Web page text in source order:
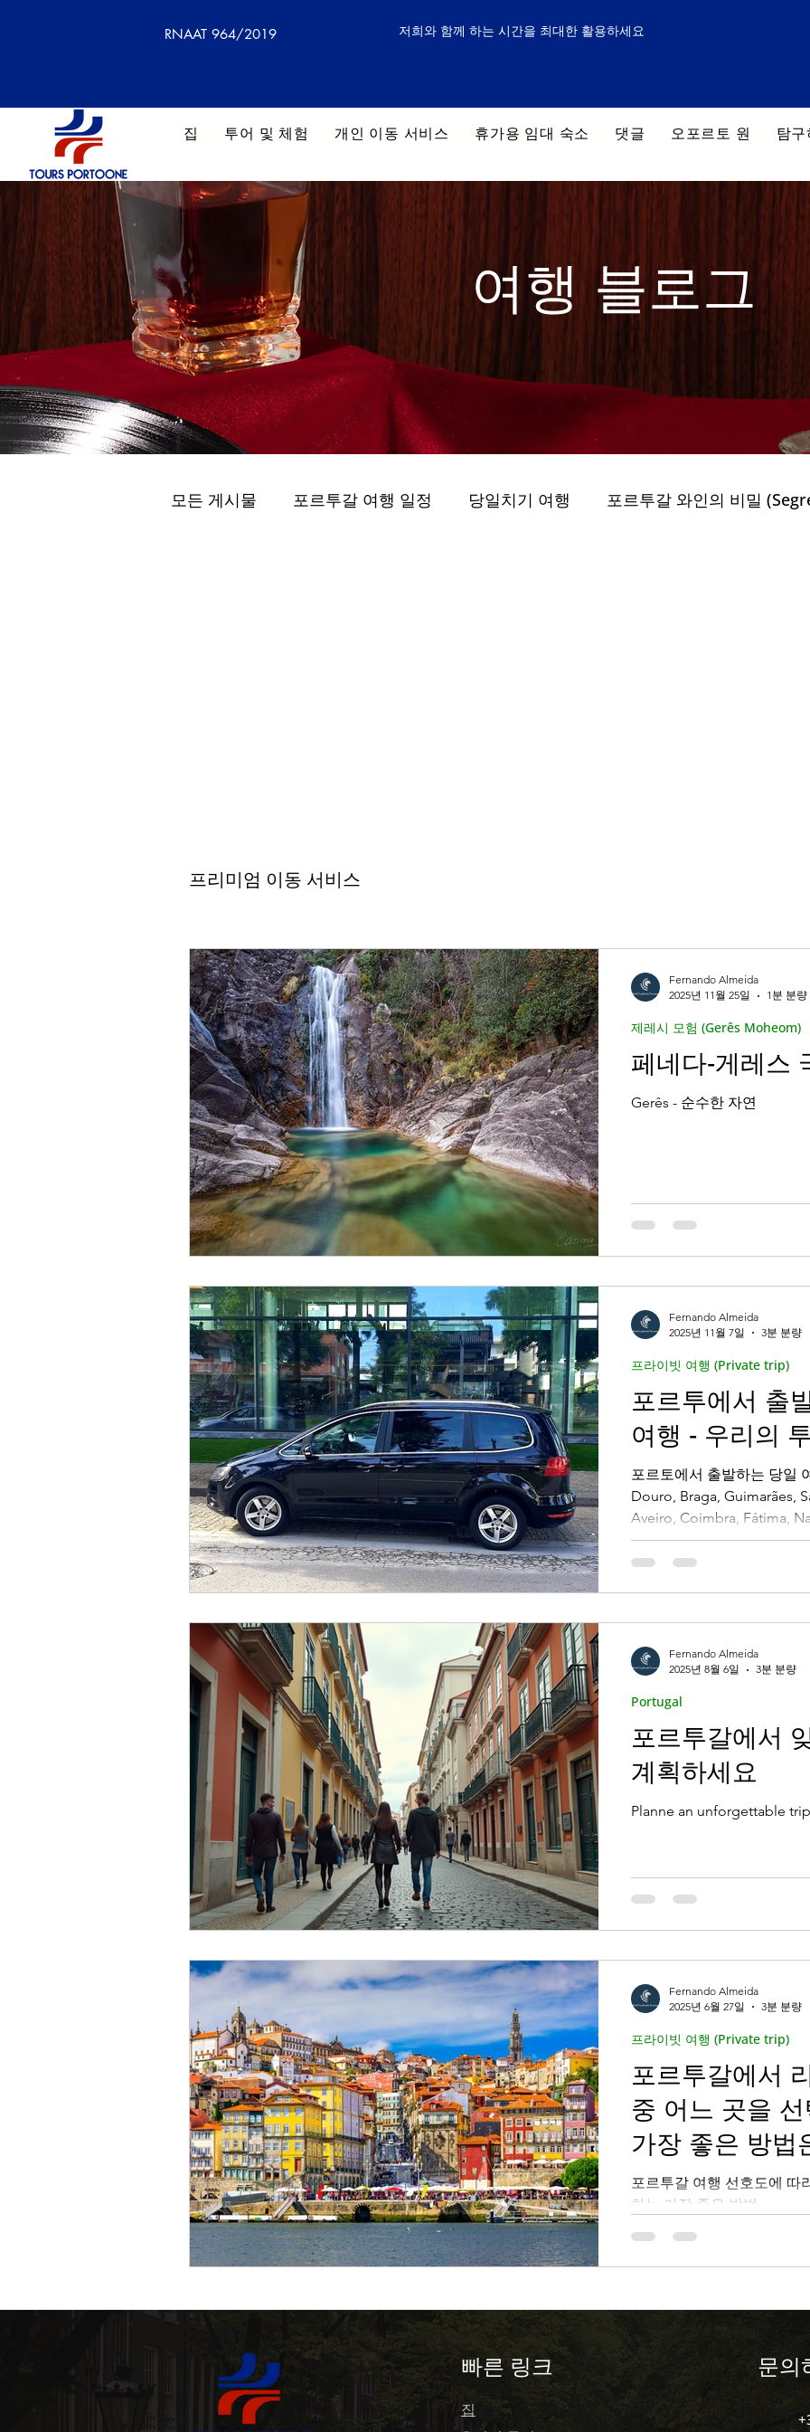
RNAAT 964/2019 저희와 함께 하는 시간을 최대한 활용하세요
집 투어 및 체험 개인 이동 서비스 휴가용 임대 숙소 댓글 오포르토 원 탐
여행 블로그
모든 게시물 포르투갈 여행 일정 당일치기 여행 포르투갈 와인의 비밀
가족과 아이들 (Famílias e Crianças) 전형적인 포르투갈 (Típicos pratos)
미식 체험 (Experiências Gastronómicas) 문화적 보물 (Tesouros Culturais)
프리미엄 이동 서비스 (Transferências Premium
포르투의 크리스마스 (Poreutu-ui Keuriseumase 새해 전야 (Passagem do
선술집과 타스카 (Tabernas e Tascas ) 포르투갈 유니콘 ( Unicornios
포르투의 대중교통 관광객을 위한
프리미엄 이동 서비스
페네다-게레스
Gerês - 순수한 자연
제레시 모험 (Gerês Moheom)
Fernando Almeida
2025년 11월 25일
1분 분량
포르투에서 출
여행 - 우리의
포르토에서 출발하는 당일
Douro, Braga, Guimarães,
Aveiro, Coimbra, Fátima,
정통 목적지를 편안하게 발
프라이빗 여행 (Private trip)
Fernando Almeida
2025년 11월 7일
3분 분량
포르투갈에서
계획하세요
Planne an unforgettable
Portugal
Fernando Almeida
2025년 8월 6일
3분 분량
포르투갈에서
중 어느 곳을
가장 좋은 방법
따라 다릅니다.
포르투갈 여행 선호도에 따
하는 가장 좋은 방법
프라이빗 여행 (Private trip)
Fernando Almeida
2025년 6월 27일
3분 분량
​빠른 링크
집
문의